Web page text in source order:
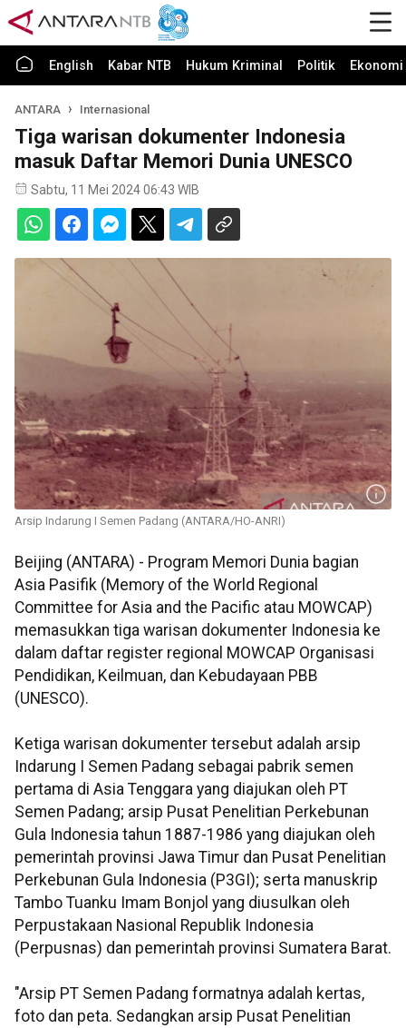
English Kabar NTB Hukum Kriminal Politik
ANTARA Internasional
Tiga warisan dokumenter Indonesia
masuk Daftar Memori Dunia UNESCO
Sabtu, 11 Mei 2024 06:43 WIB
Arsip Indarung I Semen Padang (ANTARA/HO-ANRI)
Beijing (ANTARA) - Program Memori Dunia bagian
Asia Pasifik (Memory of the World Regional
Committee for Asia and the Pacific atau MOWCAP)
memasukkan tiga warisan dokumenter Indonesia ke
dalam daftar register regional MOWCAP Organisasi
Pendidikan, Keilmuan, dan Kebudayaan PBB
(UNESCO).
Ketiga warisan dokumenter tersebut adalah arsip
Indarung I Semen Padang sebagai pabrik semen
pertama di Asia Tenggara yang diajukan oleh PT
Semen Padang; arsip Pusat Penelitian Perkebunan
Gula Indonesia tahun 1887-1986 yang diajukan oleh
pemerintah provinsi Jawa Timur dan Pusat Penelitian
Perkebunan Gula Indonesia (P3GI); serta manuskrip
Tambo Tuanku Imam Bonjol yang diusulkan oleh
Perpustakaan Nasional Republik Indonesia
(Perpusnas) dan pemerintah provinsi Sumatera Barat.
"Arsip PT Semen Padang formatnya adalah kertas,
foto dan peta. Sedangkan arsip Pusat Penelitian